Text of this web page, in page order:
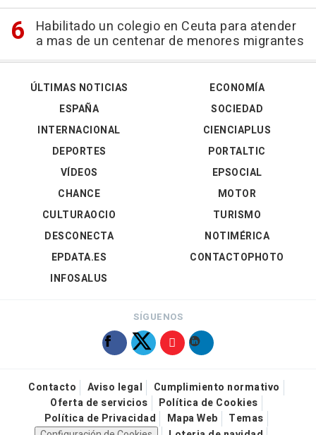
Habilitado un colegio en Ceuta para atender
a mas de un centenar de menores migrantes
ÚLTIMAS NOTICIAS
ESPAÑA
INTERNACIONAL
DEPORTES
VÍDEOS
ECONOMÍA
SOCIEDAD
CIENCIAPLUS
PORTALTIC
EPSOCIAL
CHANCE
CULTURAOCIO
DESCONECTA
EPDATA.ES
INFOSALUS
MOTOR
TURISMO
NOTIMÉRICA
CONTACTOPHOTO
SÍGUENOS
Contacto Aviso legal
Cumplimiento normativo
Oferta de servicios
Política de Cookies
Política de Privacidad
Mapa Web
Temas